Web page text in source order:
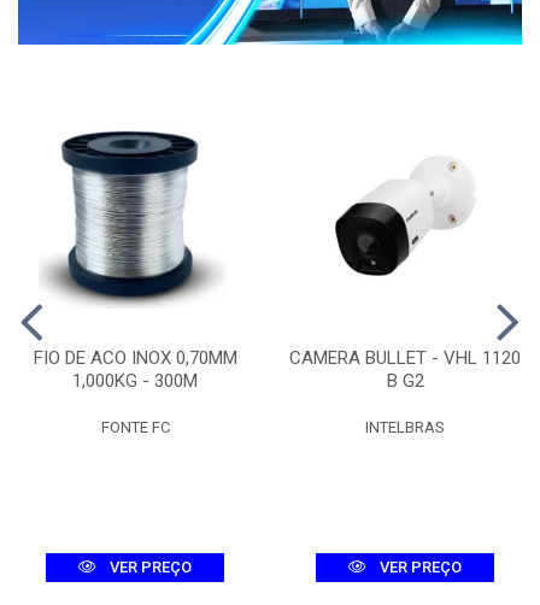
FIO DE ACO INOX 0,70MM
1,000KG - 300M
FONTE FC
VER PREÇO
CAMERA BULLET - VHL 1120
B G2
INTELBRAS
VER PREÇO